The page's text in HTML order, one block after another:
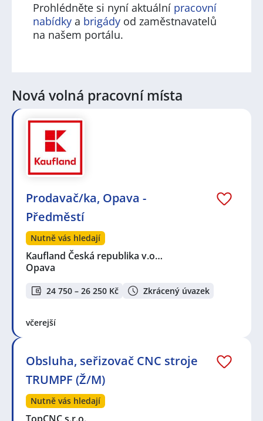
Prohlédněte si nyní aktuální pracovní
nabídky a brigády od zaměstnavatelů
na našem portálu.
Nová volná pracovní místa
Prodavač/ka, Opava -
Předměstí
Nutně vás hledají
Kaufland Česká republika v.o…
Opava
24 750 – 26 250 Kč Zkrácený úvazek
včerejší
Obsluha, seřizovač CNC stroje
TRUMPF (Ž/M)
Nutně vás hledají